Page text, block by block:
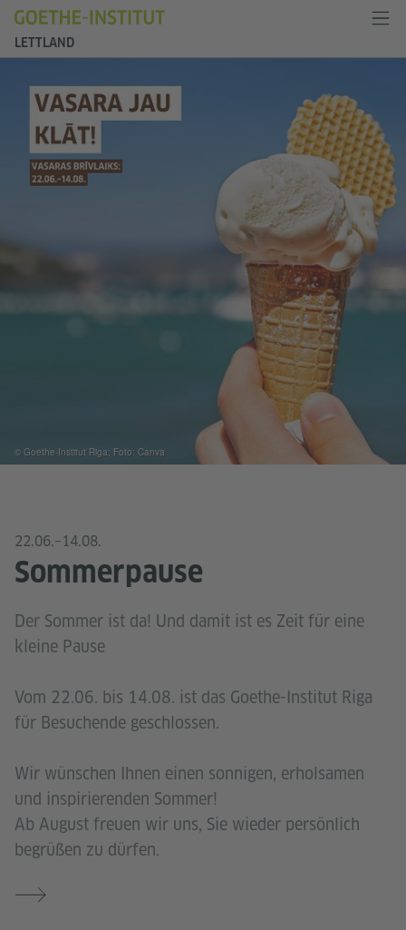
LETTLAND
22.06.–14.08.
Sommerpause
Der Sommer ist da! Und damit ist es Zeit für eine
kleine Pause
Vom 22.06. bis 14.08. ist das Goethe-Institut Riga
für Besuchende geschlossen.
Wir wünschen Ihnen einen sonnigen, erholsamen
und inspirierenden Sommer!
Ab August freuen wir uns, Sie wieder persönlich
begrüßen zu dürfen.
© Goethe-Institut Riga; Foto: Canva